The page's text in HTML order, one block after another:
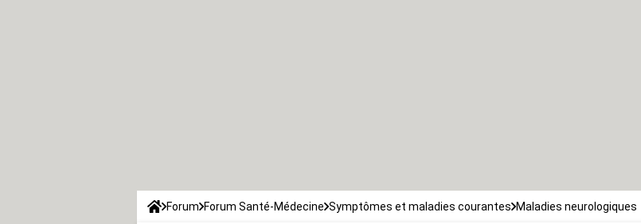
Forum Forum Santé-Médecine Symptômes et maladies courantes Maladies neurologiques